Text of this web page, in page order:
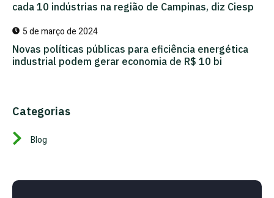
cada 10 indústrias na região de Campinas, diz Ciesp
5 de março de 2024
Novas políticas públicas para eficiência energética
industrial podem gerar economia de R$ 10 bi
Categorias
Blog